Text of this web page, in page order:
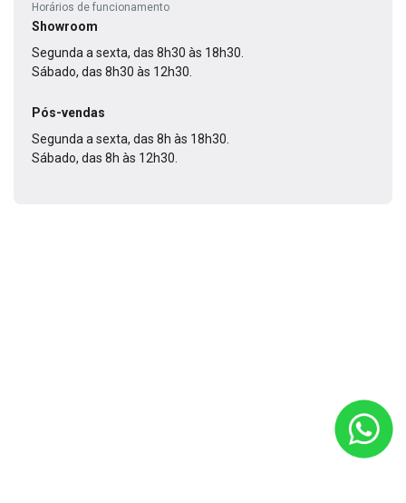
Horários de funcionamento
Showroom
Segunda a sexta, das 8h30 às 18h30.
Sábado, das 8h30 às 12h30.
Pós-vendas
Segunda a sexta, das 8h às 18h30.
Sábado, das 8h às 12h30.